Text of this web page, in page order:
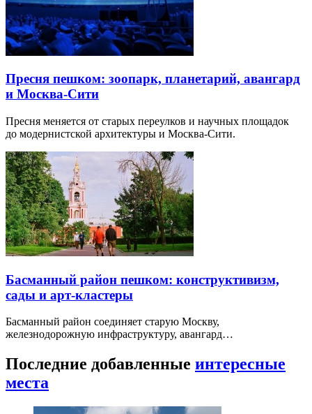
Пресня пешком: зоопарк, планетарий, авангард
и Москва-Сити
Пресня меняется от старых переулков и научных площадок
до модернистской архитектуры и Москва-Сити.
Басманный район пешком: конструктивизм,
сады и арт-кластеры
Басманный район соединяет старую Москву,
железнодорожную инфраструктуру, авангард…
Последние добавленные интересные
места